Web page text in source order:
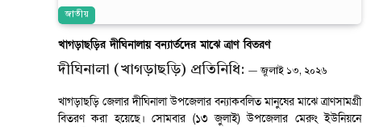
জাতীয়
খাগড়াছড়ির দীঘিনালায় বন্যার্তদের মাঝে ত্রাণ বিতরণ
দীঘিনালা (খাগড়াছড়ি) প্রতিনিধি: জুলাই ১৩, ২০২৬
খাগড়াছড়ি জেলার দীঘিনালা উপজেলার বন্যাকবলিত মানুষের মাঝে ত্রাণসামগ্রী
বিতরণ করা হয়েছে। সোমবার (১৩ জুলাই) উপজেলার মেরুং ইউনিয়নে